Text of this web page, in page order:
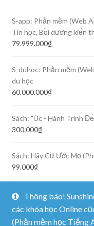
S-app: Phần mềm (Web
Tin học, Bồi dưỡng kiến
79.999.000₫
S-duhoc: Phần mềm
du học
60.000.000₫
Sách: "Úc - Hành Trình
300.000₫
Sách: Hãy Cứ Ước Mơ
99.000₫
Khóa học tiếng Anh
666.000
Thông báo!
các khóa học Online
(Phần mềm học Tiếng